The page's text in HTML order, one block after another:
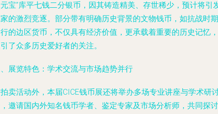
宝”库平七钱二分银币，因其铸造精美、存世稀少，预计将引
的激烈竞逐。部分带有明确历史背景的文物钱币，如抗战时期
的边区货币，不仅具有经济价值，更承载着重要的历史记忆，
了众多历史爱好者的关注。
展览特色：学术交流与市场趋势并行
卖活动外，本届CICE钱币展还将举办多场专业讲座与学术研
邀请国内外知名钱币学者、鉴定专家及市场分析师，共同探讨